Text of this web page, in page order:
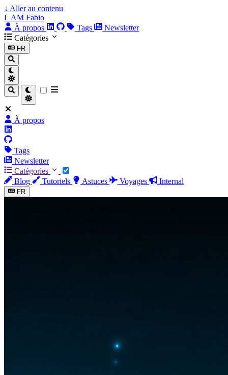
↓ Aller au contenu
I_AM Fabio
À propos
Tags
Newsletter
Catégories
FR
À propos
Tags
Newsletter
Catégories
Blog
Tutoriels Astuces Voyages Internal
FR